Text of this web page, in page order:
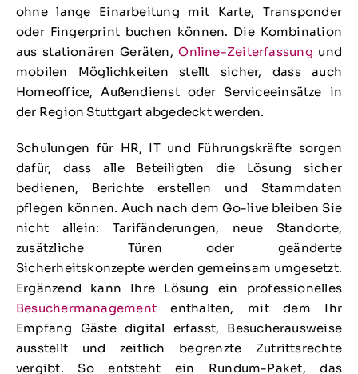
ohne lange Einarbeitung mit Karte, Transponder
oder Fingerprint buchen können. Die Kombination
aus stationären Geräten,Online-Zeiterfassung und
mobilen Möglichkeiten stellt sicher, dass auch
Homeoffice, Außendienst oder Serviceeinsätze in
der Region Stuttgart abgedeckt werden.
Schulungen für HR, IT und Führungskräfte sorgen
dafür, dass alle Beteiligten die Lösung sicher
bedienen, Berichte erstellen und Stammdaten
pflegen können. Auch nach dem Go-live bleiben Sie
nicht allein: Tarifänderungen, neue Standorte,
zusätzliche Türen oder geänderte
Sicherheitskonzepte werden gemeinsam umgesetzt.
Ergänzend kann Ihre Lösung ein professionelles
Besuchermanagement enthalten, mit dem Ihr
Empfang Gäste digital erfasst, Besucherausweise
ausstellt und zeitlich begrenzte Zutrittsrechte
vergibt. So entsteht ein Rundum-Paket, das